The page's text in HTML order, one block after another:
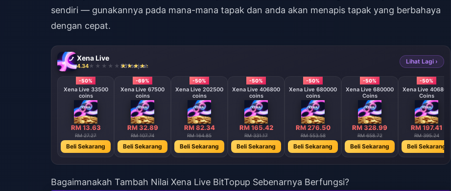
sendiri — gunakannya pada mana-mana tapak dan anda akan menapis tapak yang berbahaya
dengan cepat.
Xena Live
4.34 831 terjual
Lihat Lagi ›
-50%
Xena Live 33500
coins
RM 13.63
RM 27.27
Beli Sekarang
-69%
Xena Live 67500
coins
RM 32.89
RM 107.74
Beli Sekarang
-50%
Xena Live 202500
coins
RM 82.34
RM 164.85
Beli Sekarang
-50%
Xena Live 406800
coins
RM 165.42
RM 331.17
Beli Sekarang
-50%
Xena Live 680000
coins
RM 276.50
RM 553.58
Beli Sekarang
-50%
Xena Live 680000
Coins
RM 328.99
RM 658.72
Beli Sekarang
-50%
Xena Live 406800
Coins
RM 197.41
RM 395.24
Beli Sekarang
Bagaimanakah Tambah Nilai Xena Live BitTopup Sebenarnya Berfungsi?